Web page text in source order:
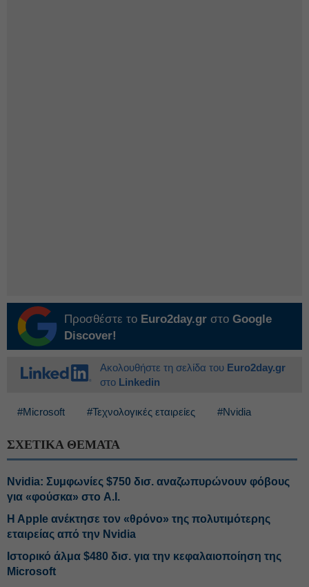
Προσθέστε το Euro2day.gr στο Google
Discover!
Ακολουθήστε τη σελίδα του Euro2day.gr
στο Linkedin
#Microsoft #Τεχνολογικές εταιρείες #Nvidia
ΣΧΕΤΙΚΑ ΘΕΜΑΤΑ
Nvidia: Συμφωνίες $750 δισ. αναζωπυρώνουν φόβους
για «φούσκα» στο A.I.
H Apple ανέκτησε τον «θρόνο» της πολυτιμότερης
εταιρείας από την Nvidia
Ιστορικό άλμα $480 δισ. για την κεφαλαιοποίηση της
Microsoft